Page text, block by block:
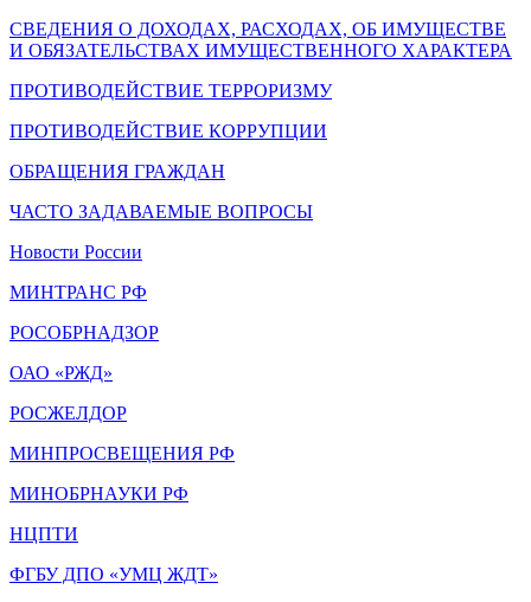
СВЕДЕНИЯ О ДОХОДАХ, РАСХОДАХ, ОБ ИМУЩЕСТВЕ
И ОБЯЗАТЕЛЬСТВАХ ИМУЩЕСТВЕННОГО ХАРАКТЕРА
ПРОТИВОДЕЙСТВИЕ ТЕРРОРИЗМУ
ПРОТИВОДЕЙСТВИЕ КОРРУПЦИИ
ОБРАЩЕНИЯ ГРАЖДАН
ЧАСТО ЗАДАВАЕМЫЕ ВОПРОСЫ
Новости России
МИНТРАНС РФ
РОСОБРНАДЗОР
ОАО «РЖД»
РОСЖЕЛДОР
МИНПРОСВЕЩЕНИЯ РФ
МИНОБРНАУКИ РФ
НЦПТИ
ФГБУ ДПО «УМЦ ЖДТ»